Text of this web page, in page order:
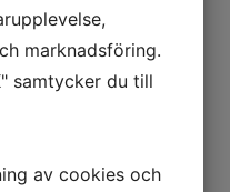
synder
marknadsföring.
samtycker du till
av cookies och